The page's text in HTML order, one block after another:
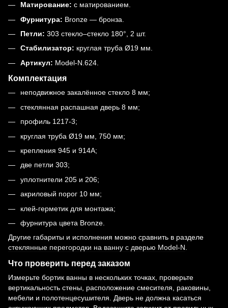
Матирование: с матированием.
Фурнитура: Bronze — бронза.
Петли: 303 стекло–стекло 180°, 2 шт.
Стабилизатор: круглая труба Ø19 мм.
Артикул: Model-N.624.
Комплектация
неподвижное закалённое стекло 8 мм;
стеклянная распашная дверь 8 мм;
профиль 1217-3;
круглая труба Ø19 мм, 750 мм;
крепления 945 и 914A;
две петли 303;
уплотнители 205 и 206;
акриловый порог 10 мм;
клей-герметик для монтажа;
фурнитура цвета Bronze.
Другие габариты и исполнения можно сравнить в разделе
стеклянные перегородки на ванну с дверью Model-N.
Что проверить перед заказом
Измерьте бортик ванны в нескольких точках, проверьте
вертикальность стены, расположение смесителя, раковины,
мебели и полотенцесушителя. Дверь не должна касаться